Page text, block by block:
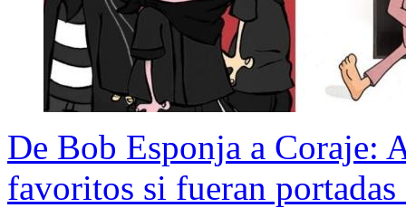
De Bob Esponja a Coraje:
favoritos si fueran portadas